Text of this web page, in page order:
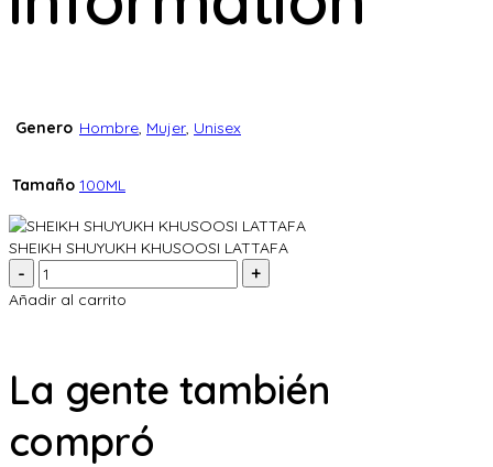
Genero Hombre, Mujer, Unisex
Tamaño 100ML
SHEIKH SHUYUKH KHUSOOSI LATTAFA
Cantidad:
Añadir al carrito
La gente también
compró